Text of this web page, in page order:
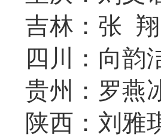
吉林：张 翔
四川：向韵
贵州：罗燕
陕西：刘雅